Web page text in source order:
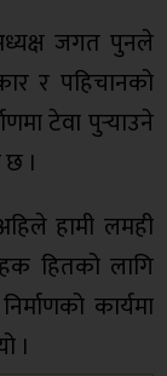
जगत पुनले
र पहिचानको
टेवा पुर्‍याउने
।
हामी लमही
हितको लागि
कार्यमा
।